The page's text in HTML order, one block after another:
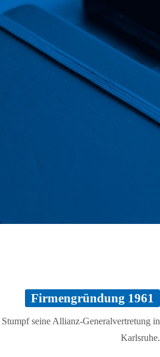
Firmengründung 1961
seine Allianz-Generalvertretung in
Karlsruhe.